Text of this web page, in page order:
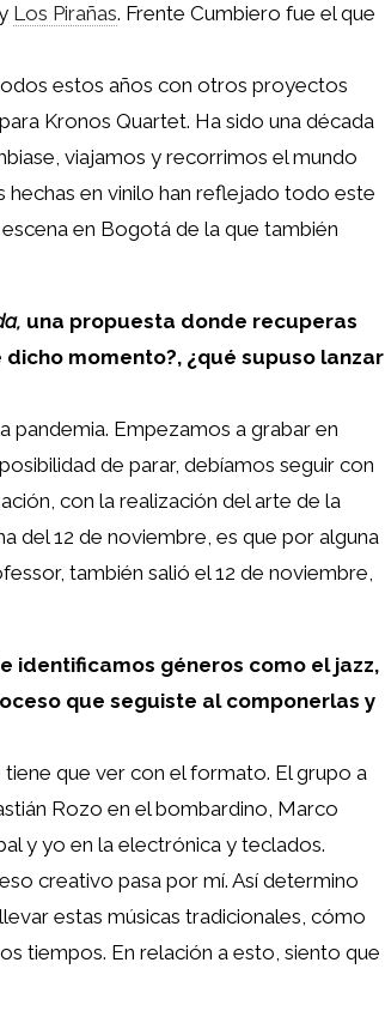
Los Pirañas. Frente Cumbiero fue el que
estos años con otros proyectos
Kronos Quartet. Ha sido una década
viajamos y recorrimos el mundo
hechas en vinilo han reflejado todo este
en Bogotá de la que también
una propuesta donde recuperas
momento?, ¿qué supuso lanzar
pandemia. Empezamos a grabar en
de parar, debíamos seguir con
con la realización del arte de la
del 12 de noviembre, es que por alguna
también salió el 12 de noviembre,
identificamos géneros como el jazz,
que seguiste al componerlas y
que ver con el formato. El grupo a
Rozo en el bombardino, Marco
y yo en la electrónica y teclados.
creativo pasa por mí. Así determino
estas músicas tradicionales, cómo
tiempos. En relación a esto, siento que